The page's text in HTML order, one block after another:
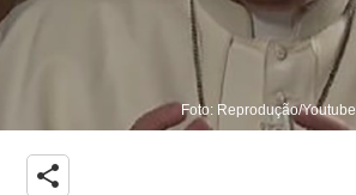
Foto: Reprodução/Youtube
share